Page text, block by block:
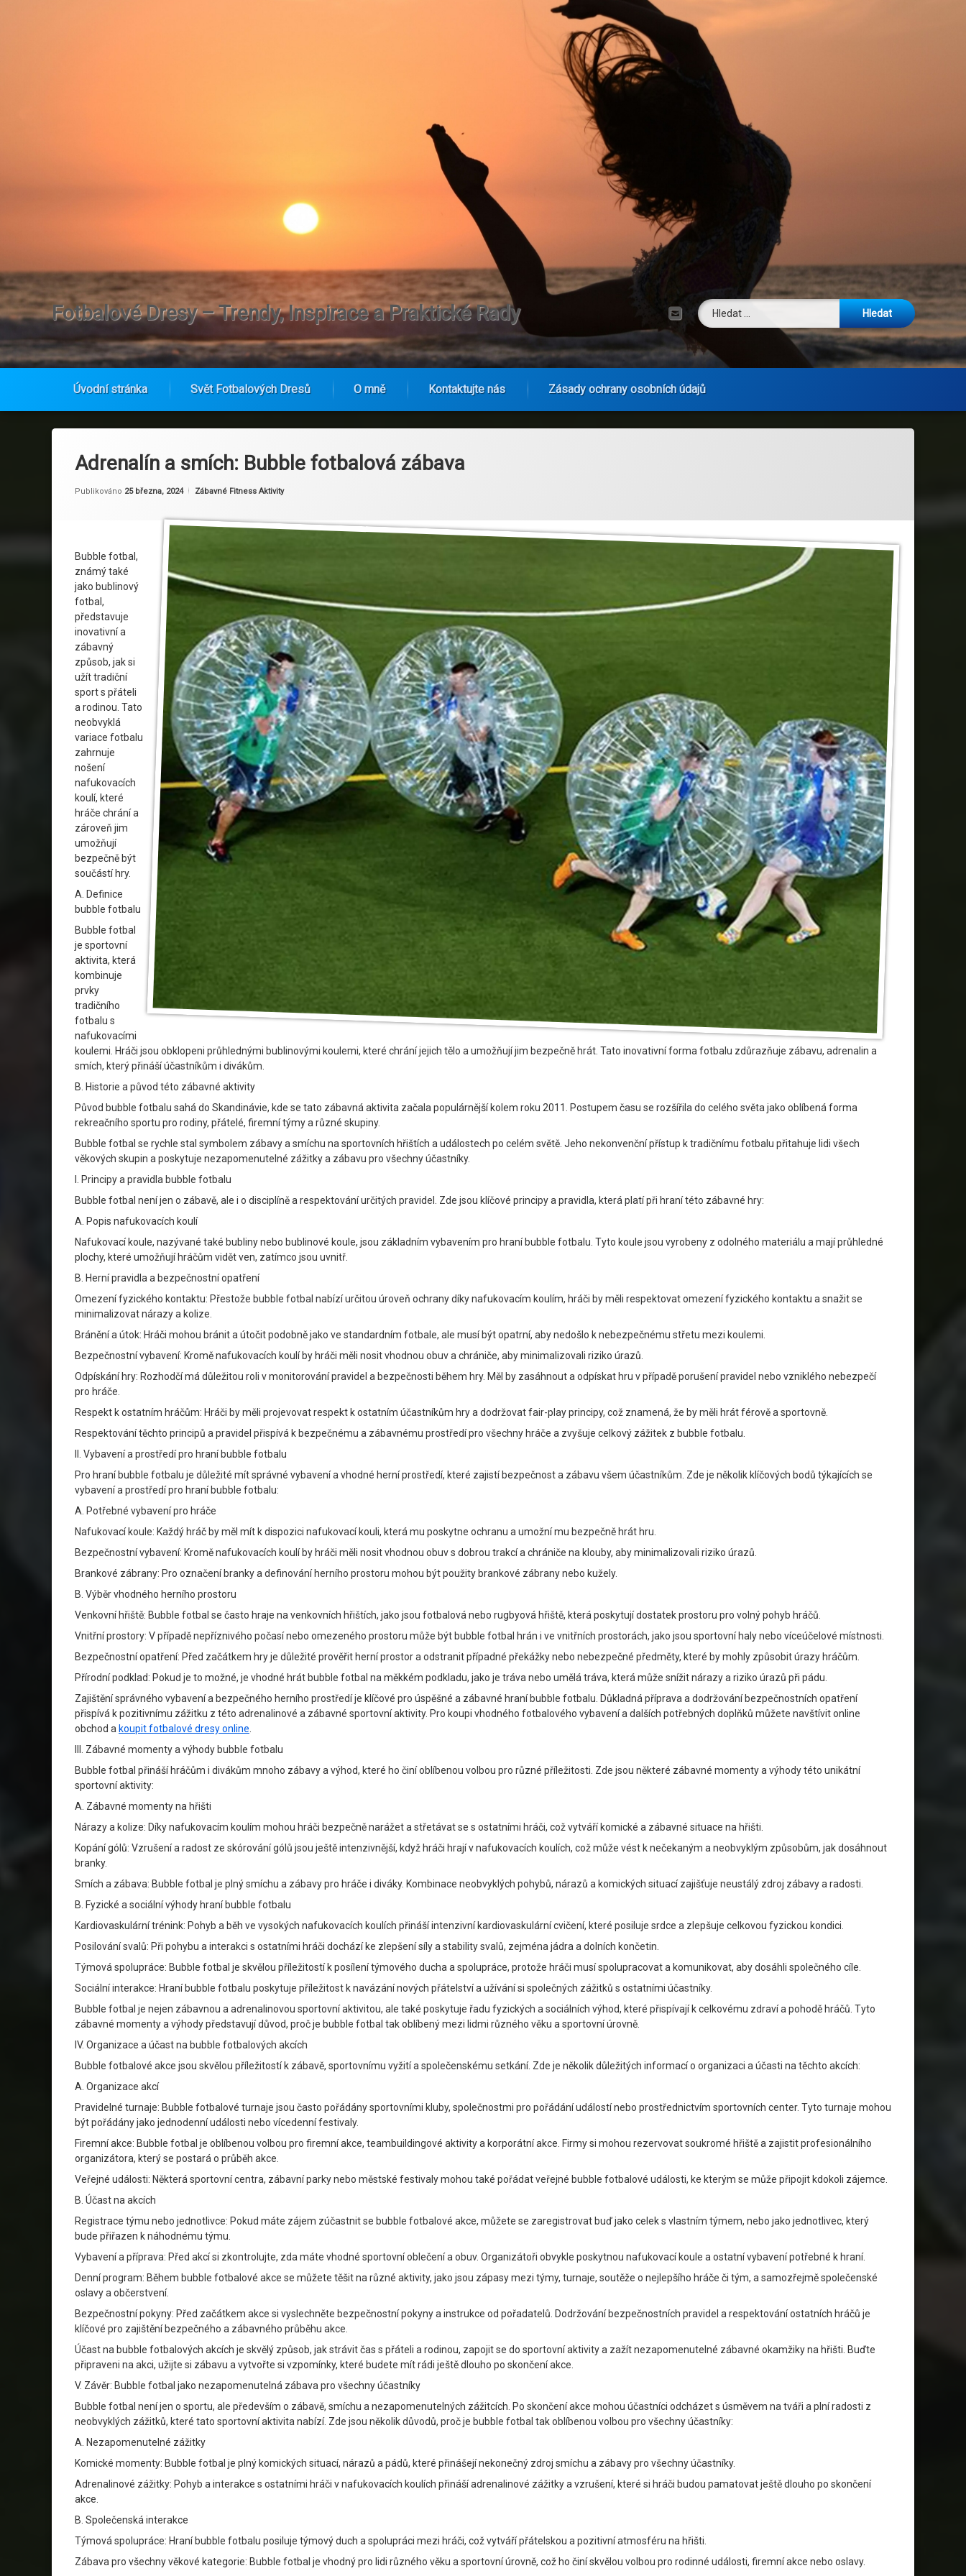
Fotbalové Dresy – Trendy, Inspirace a Praktické Rady Tel: E-mail
Vyhledávání
Úvodní stránka Svět Fotbalových Dresů O mně Kontaktujte nás Zásady ochrany osobních údajů
Adrenalín a smích: Bubble fotbalová zábava
Publikováno 25 března, 2024
Aktualizováno 25 března, 2024
Od Ruby
Kategorie:
Zábavné Fitness Aktivity
Bubble fotbal,
známý také
jako bublinový
fotbal,
představuje
inovativní a
zábavný
způsob, jak si
užít tradiční
sport s přáteli
a rodinou. Tato
neobvyklá
variace fotbalu
zahrnuje
nošení
nafukovacích
koulí, které
hráče chrání a
zároveň jim
umožňují
bezpečně být
součástí hry.
A. Definice
bubble fotbalu
Bubble fotbal
je sportovní
aktivita, která
kombinuje
prvky
tradičního
fotbalu s
nafukovacími
koulemi. Hráči jsou obklopeni průhlednými bublinovými koulemi, které chrání jejich tělo a umožňují jim bezpečně hrát. Tato inovativní forma fotbalu zdůrazňuje zábavu, adrenalin a
smích, který přináší účastníkům i divákům.
B. Historie a původ této zábavné aktivity
Původ bubble fotbalu sahá do Skandinávie, kde se tato zábavná aktivita začala populárnější kolem roku 2011. Postupem času se rozšířila do celého světa jako oblíbená forma
rekreačního sportu pro rodiny, přátelé, firemní týmy a různé skupiny.
Bubble fotbal se rychle stal symbolem zábavy a smíchu na sportovních hřištích a událostech po celém světě. Jeho nekonvenční přístup k tradičnímu fotbalu přitahuje lidi všech
věkových skupin a poskytuje nezapomenutelné zážitky a zábavu pro všechny účastníky.
I. Principy a pravidla bubble fotbalu
Bubble fotbal není jen o zábavě, ale i o disciplíně a respektování určitých pravidel. Zde jsou klíčové principy a pravidla, která platí při hraní této zábavné hry:
A. Popis nafukovacích koulí
Nafukovací koule, nazývané také bubliny nebo bublinové koule, jsou základním vybavením pro hraní bubble fotbalu. Tyto koule jsou vyrobeny z odolného materiálu a mají průhledné
plochy, které umožňují hráčům vidět ven, zatímco jsou uvnitř.
B. Herní pravidla a bezpečnostní opatření
Omezení fyzického kontaktu: Přestože bubble fotbal nabízí určitou úroveň ochrany díky nafukovacím koulím, hráči by měli respektovat omezení fyzického kontaktu a snažit se
minimalizovat nárazy a kolize.
Bránění a útok: Hráči mohou bránit a útočit podobně jako ve standardním fotbale, ale musí být opatrní, aby nedošlo k nebezpečnému střetu mezi koulemi.
Bezpečnostní vybavení: Kromě nafukovacích koulí by hráči měli nosit vhodnou obuv a chrániče, aby minimalizovali riziko úrazů.
Odpískání hry: Rozhodčí má důležitou roli v monitorování pravidel a bezpečnosti během hry. Měl by zasáhnout a odpískat hru v případě porušení pravidel nebo vzniklého nebezpečí
pro hráče.
Respekt k ostatním hráčům: Hráči by měli projevovat respekt k ostatním účastníkům hry a dodržovat fair-play principy, což znamená, že by měli hrát férově a sportovně.
Respektování těchto principů a pravidel přispívá k bezpečnému a zábavnému prostředí pro všechny hráče a zvyšuje celkový zážitek z bubble fotbalu.
II. Vybavení a prostředí pro hraní bubble fotbalu
Pro hraní bubble fotbalu je důležité mít správné vybavení a vhodné herní prostředí, které zajistí bezpečnost a zábavu všem účastníkům. Zde je několik klíčových bodů týkajících se
vybavení a prostředí pro hraní bubble fotbalu:
A. Potřebné vybavení pro hráče
Nafukovací koule: Každý hráč by měl mít k dispozici nafukovací kouli, která mu poskytne ochranu a umožní mu bezpečně hrát hru.
Bezpečnostní vybavení: Kromě nafukovacích koulí by hráči měli nosit vhodnou obuv s dobrou trakcí a chrániče na klouby, aby minimalizovali riziko úrazů.
Brankové zábrany: Pro označení branky a definování herního prostoru mohou být použity brankové zábrany nebo kužely.
B. Výběr vhodného herního prostoru
Venkovní hřiště: Bubble fotbal se často hraje na venkovních hřištích, jako jsou fotbalová nebo rugbyová hřiště, která poskytují dostatek prostoru pro volný pohyb hráčů.
Vnitřní prostory: V případě nepříznivého počasí nebo omezeného prostoru může být bubble fotbal hrán i ve vnitřních prostorách, jako jsou sportovní haly nebo víceúčelové místnosti.
Bezpečnostní opatření: Před začátkem hry je důležité prověřit herní prostor a odstranit případné překážky nebo nebezpečné předměty, které by mohly způsobit úrazy hráčům.
Přírodní podklad: Pokud je to možné, je vhodné hrát bubble fotbal na měkkém podkladu, jako je tráva nebo umělá tráva, která může snížit nárazy a riziko úrazů při pádu.
Zajištění správného vybavení a bezpečného herního prostředí je klíčové pro úspěšné a zábavné hraní bubble fotbalu. Důkladná příprava a dodržování bezpečnostních opatření
přispívá k pozitivnímu zážitku z této adrenalinové a zábavné sportovní aktivity. Pro koupi vhodného fotbalového vybavení a dalších potřebných doplňků můžete navštívit online
obchod a koupit fotbalové dresy online
III. Zábavné momenty a výhody bubble fotbalu
Bubble fotbal přináší hráčům i divákům mnoho zábavy a výhod, které ho činí oblíbenou volbou pro různé příležitosti. Zde jsou některé zábavné momenty a výhody této unikátní
sportovní aktivity:
A. Zábavné momenty na hřišti
Nárazy a kolize: Díky nafukovacím koulím mohou hráči bezpečně narážet a střetávat se s ostatními hráči, což vytváří komické a zábavné situace na hřišti.
Kopání gólů: Vzrušení a radost ze skórování gólů jsou ještě intenzivnější, když hráči hrají v nafukovacích koulích, což může vést k nečekaným a neobvyklým způsobům, jak dosáhnout
branky.
Smích a zábava: Bubble fotbal je plný smíchu a zábavy pro hráče i diváky. Kombinace neobvyklých pohybů, nárazů a komických situací zajišťuje neustálý zdroj zábavy a radosti.
B. Fyzické a sociální výhody hraní bubble fotbalu
Kardiovaskulární trénink: Pohyb a běh ve vysokých nafukovacích koulích přináší intenzivní kardiovaskulární cvičení, které posiluje srdce a zlepšuje celkovou fyzickou kondici.
Posilování svalů: Při pohybu a interakci s ostatními hráči dochází ke zlepšení síly a stability svalů, zejména jádra a dolních končetin.
Týmová spolupráce: Bubble fotbal je skvělou příležitostí k posílení týmového ducha a spolupráce, protože hráči musí spolupracovat a komunikovat, aby dosáhli společného cíle.
Sociální interakce: Hraní bubble fotbalu poskytuje příležitost k navázání nových přátelství a užívání si společných zážitků s ostatními účastníky.
Bubble fotbal je nejen zábavnou a adrenalinovou sportovní aktivitou, ale také poskytuje řadu fyzických a sociálních výhod, které přispívají k celkovému zdraví a pohodě hráčů. Tyto
zábavné momenty a výhody představují důvod, proč je bubble fotbal tak oblíbený mezi lidmi různého věku a sportovní úrovně.
IV. Organizace a účast na bubble fotbalových akcích
Bubble fotbalové akce jsou skvělou příležitostí k zábavě, sportovnímu vyžití a společenskému setkání. Zde je několik důležitých informací o organizaci a účasti na těchto akcích:
A. Organizace akcí
Pravidelné turnaje: Bubble fotbalové turnaje jsou často pořádány sportovními kluby, společnostmi pro pořádání událostí nebo prostřednictvím sportovních center. Tyto turnaje mohou
být pořádány jako jednodenní události nebo vícedenní festivaly.
Firemní akce: Bubble fotbal je oblíbenou volbou pro firemní akce, teambuildingové aktivity a korporátní akce. Firmy si mohou rezervovat soukromé hřiště a zajistit profesionálního
organizátora, který se postará o průběh akce.
Veřejné události: Některá sportovní centra, zábavní parky nebo městské festivaly mohou také pořádat veřejné bubble fotbalové události, ke kterým se může připojit kdokoli zájemce.
B. Účast na akcích
Registrace týmu nebo jednotlivce: Pokud máte zájem zúčastnit se bubble fotbalové akce, můžete se zaregistrovat buď jako celek s vlastním týmem, nebo jako jednotlivec, který
bude přiřazen k náhodnému týmu.
Vybavení a příprava: Před akcí si zkontrolujte, zda máte vhodné sportovní oblečení a obuv. Organizátoři obvykle poskytnou nafukovací koule a ostatní vybavení potřebné k hraní.
Denní program: Během bubble fotbalové akce se můžete těšit na různé aktivity, jako jsou zápasy mezi týmy, turnaje, soutěže o nejlepšího hráče či tým, a samozřejmě společenské
oslavy a občerstvení.
Bezpečnostní pokyny: Před začátkem akce si vyslechněte bezpečnostní pokyny a instrukce od pořadatelů. Dodržování bezpečnostních pravidel a respektování ostatních hráčů je
klíčové pro zajištění bezpečného a zábavného průběhu akce.
Účast na bubble fotbalových akcích je skvělý způsob, jak strávit čas s přáteli a rodinou, zapojit se do sportovní aktivity a zažít nezapomenutelné zábavné okamžiky na hřišti. Buďte
připraveni na akci, užijte si zábavu a vytvořte si vzpomínky, které budete mít rádi ještě dlouho po skončení akce.
V. Závěr: Bubble fotbal jako nezapomenutelná zábava pro všechny účastníky
Bubble fotbal není jen o sportu, ale především o zábavě, smíchu a nezapomenutelných zážitcích. Po skončení akce mohou účastníci odcházet s úsměvem na tváři a plní radosti z
neobvyklých zážitků, které tato sportovní aktivita nabízí. Zde jsou několik důvodů, proč je bubble fotbal tak oblíbenou volbou pro všechny účastníky:
A. Nezapomenutelné zážitky
Komické momenty: Bubble fotbal je plný komických situací, nárazů a pádů, které přinášejí nekonečný zdroj smíchu a zábavy pro všechny účastníky.
Adrenalinové zážitky: Pohyb a interakce s ostatními hráči v nafukovacích koulích přináší adrenalinové zážitky a vzrušení, které si hráči budou pamatovat ještě dlouho po skončení
akce.
B. Společenská interakce
Týmová spolupráce: Hraní bubble fotbalu posiluje týmový duch a spolupráci mezi hráči, což vytváří přátelskou a pozitivní atmosféru na hřišti.
Zábava pro všechny věkové kategorie: Bubble fotbal je vhodný pro lidi různého věku a sportovní úrovně, což ho činí skvělou volbou pro rodinné události, firemní akce nebo oslavy.